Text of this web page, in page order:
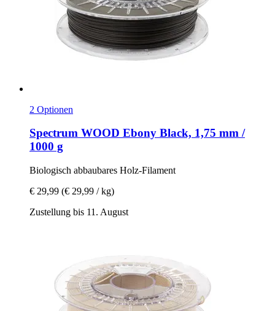
2 Optionen
Spectrum WOOD Ebony Black, 1,75 mm /
1000 g
Biologisch abbaubares Holz-​Filament
€ 29,99 (€ 29,99 / kg)
Zustellung bis 11. August